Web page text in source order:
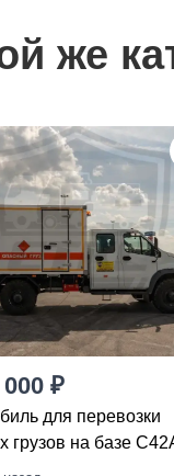
же
₽
для перевозки
грузов на базе